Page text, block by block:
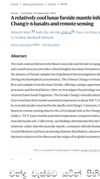
චන්ද්‍ර වැස්මට යටින්